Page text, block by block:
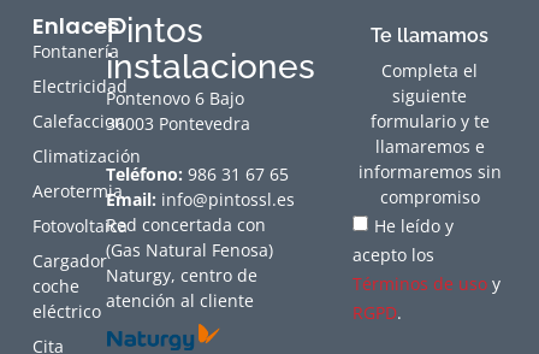
Pintos
instalaciones
Pontenovo 6 Bajo
36003 Pontevedra
Teléfono: 986 31 67 65
Email: info@pintossl.es
Red concertada con
(Gas Natural Fenosa)
Naturgy, centro de
atención al cliente
Enlaces
Fontanería
Electricidad
Calefaccion
Climatización
Aerotermia
Fotovoltaica
Cargador
coche
eléctrico
Cita
Te llamamos
Completa el
siguiente
formulario y te
llamaremos e
informaremos sin
compromiso
He leído y
acepto los
Términos de uso y
RGPD.